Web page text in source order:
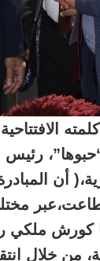
رئيس
أن
ملكي
من خلال